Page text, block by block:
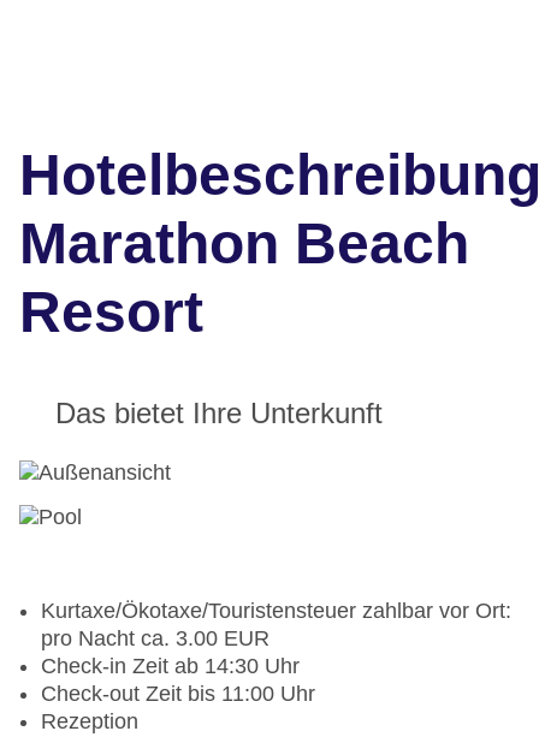
Marathon Beach
Resort
Das bietet Ihre Unterkunft
Kurtaxe/Ökotaxe/Touristensteuer zahlbar vor Ort:
pro Nacht ca. 3.00 EUR
Check-in Zeit ab 14:30 Uhr
Check-out Zeit bis 11:00 Uhr
Rezeption